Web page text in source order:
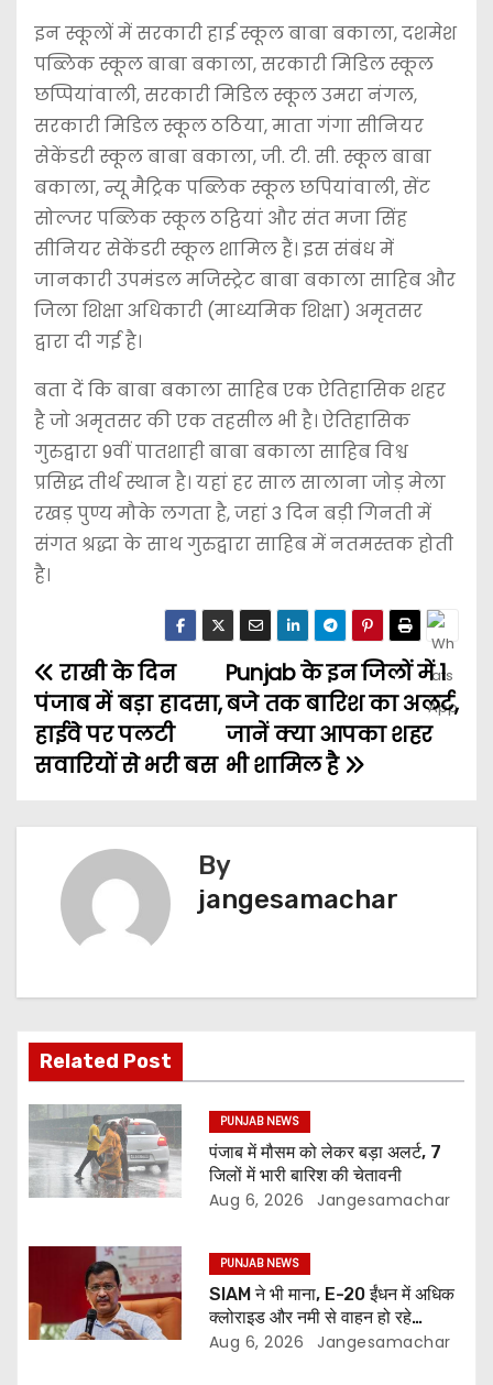
इन स्कूलों में सरकारी हाई स्कूल बाबा बकाला, दशमेश
पब्लिक स्कूल बाबा बकाला, सरकारी मिडिल स्कूल
छप्पियांवाली, सरकारी मिडिल स्कूल उमरा नंगल,
सरकारी मिडिल स्कूल ठठिया, माता गंगा सीनियर
सेकेंडरी स्कूल बाबा बकाला, जी. टी. सी. स्कूल बाबा
बकाला, न्यू मैट्रिक पब्लिक स्कूल छपियांवाली, सेंट
सोल्जर पब्लिक स्कूल ठट्ठियां और संत मजा सिंह
सीनियर सेकेंडरी स्कूल शामिल हैं। इस संबंध में
जानकारी उपमंडल मजिस्ट्रेट बाबा बकाला साहिब और
जिला शिक्षा अधिकारी (माध्यमिक शिक्षा) अमृतसर
द्वारा दी गई है।
बता दें कि बाबा बकाला साहिब एक ऐतिहासिक शहर
है जो अमृतसर की एक तहसील भी है। ऐतिहासिक
गुरुद्वारा 9वीं पातशाही बाबा बकाला साहिब विश्व
प्रसिद्ध तीर्थ स्थान है। यहां हर साल सालाना जोड़ मेला
रखड़ पुण्य मौके लगता है, जहां 3 दिन बड़ी गिनती में
संगत श्रद्धा के साथ गुरुद्वारा साहिब में नतमस्तक होती
है।
Punjab के इन जिलों में 1
बजे तक बारिश का अलर्ट,
जानें क्या आपका शहर
भी शामिल है
राखी के दिन
पंजाब में बड़ा हादसा,
हाईवे पर पलटी
सवारियों से भरी बस
By
jangesamachar
Related Post
PUNJAB NEWS
पंजाब में मौसम को लेकर बड़ा अलर्ट, 7
जिलों में भारी बारिश की चेतावनी
Aug 6, 2026 Jangesamachar
PUNJAB NEWS
SIAM ने भी माना, E-20 ईंधन में अधिक
क्लोराइड और नमी से वाहन हो रहे
प्रभावित: अरविंद केजरीवाल
Aug 6, 2026 Jangesamachar